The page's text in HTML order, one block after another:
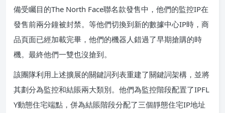
備受矚目的The North Face聯名款發售中，他們的監控IP在
發售前兩分鐘被封禁。等他們切換到新的數據中心IP時，商
品頁面已經加載完畢，他們的機器人錯過了早期搶購的時
機。最終他們一雙也沒搶到。
該團隊利用上述擴展的關鍵詞列表重建了關鍵詞架構，並將
其劃分為監控和結賬兩大類別。他們為監控階段配置了IPFL
Y動態住宅端點，併為結賬階段分配了三個靜態住宅IP地址